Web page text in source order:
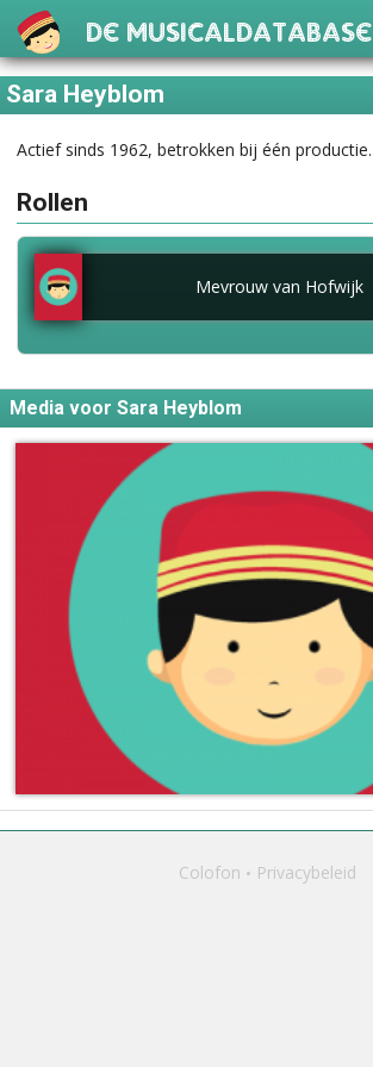
De Musicaldatabase
Sara Heyblom
Actief sinds 1962, betrokken bij één productie.
Rollen
Mevrouw van Hofwijk
Media voor Sara Heyblom
Colofon Privacybeleid